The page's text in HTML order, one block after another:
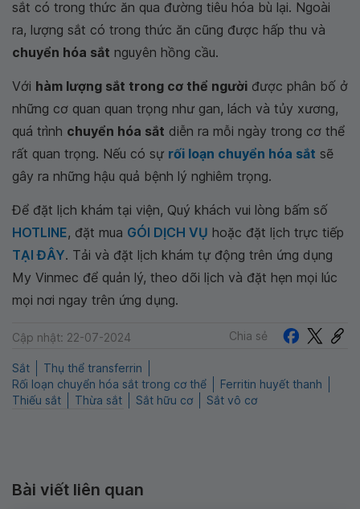
sắt có trong thức ăn qua đường tiêu hóa bù lại. Ngoài
ra, lượng sắt có trong thức ăn cũng được hấp thu và
chuyển hóa sắt nguyên hồng cầu.
Với hàm lượng sắt trong cơ thể người được phân bố ở
những cơ quan quan trọng như gan, lách và tủy xương,
quá trình chuyển hóa sắt diễn ra mỗi ngày trong cơ thể
rất quan trọng. Nếu có sự rối loạn chuyển hóa sắt sẽ
gây ra những hậu quả bệnh lý nghiêm trọng.
Để đặt lịch khám tại viện, Quý khách vui lòng bấm số
HOTLINE, đặt mua GÓI DỊCH VỤ hoặc đặt lịch trực tiếp
TẠI ĐÂY. Tải và đặt lịch khám tự động trên ứng dụng
My Vinmec để quản lý, theo dõi lịch và đặt hẹn mọi lúc
mọi nơi ngay trên ứng dụng.
Cập nhật: 22-07-2024 Chia sẻ
Sắt
Thụ thể transferrin
Rối loạn chuyển hóa sắt trong cơ thể
Ferritin huyết thanh
Thiếu sắt
Thừa sắt Sắt hữu cơ Sắt vô cơ
Bài viết liên quan